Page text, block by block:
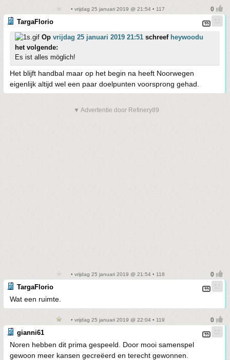
• vrijdag 25 januari 2019 @ 21:54 • 117
TargaFlorio
Op vrijdag 25 januari 2019 21:51 schreef heywoodu
het volgende:
Es ist alles möglich!
Het blijft handbal maar op het begin na heeft Noorwegen
eigenlijk altijd wel een paar doelpunten voorsprong gehad.
▼ Advertentie door Refinery89
• vrijdag 25 januari 2019 @ 21:54 • 118
TargaFlorio
Wat een ruimte.
• vrijdag 25 januari 2019 @ 22:04 • 119
gianni61
Noren hebben dit prima gespeeld. Door mooi samenspel
gewoon meer kansen gecreëerd en terecht gewonnen.